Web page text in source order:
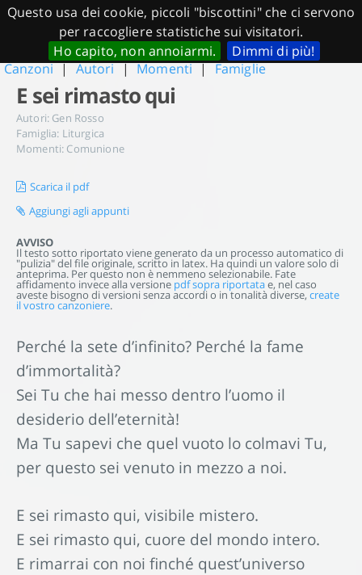
Questo usa dei cookie, piccoli "biscottini" che ci servono
per raccogliere statistiche sui visitatori.
Ho capito, non annoiarmi.
Dimmi di più!
Canzoni | Autori | Momenti | Famiglie
E sei rimasto qui
Autori: Gen Rosso
Famiglia: Liturgica
Momenti: Comunione
Scarica il pdf
Aggiungi agli appunti
AVVISO
Il testo sotto riportato viene generato da un processo automatico di
"pulizia" del file originale, scritto in latex. Ha quindi un valore solo di
anteprima. Per questo non è nemmeno selezionabile. Fate
affidamento invece alla versione pdf sopra riportatae, nel caso
aveste bisogno di versioni senza accordi o in tonalità diverse, create
il vostro canzoniere.
Perché la sete d’infinito? Perché la fame
d’immortalità?
Sei Tu che hai messo dentro l’uomo il
desiderio dell’eternità!
Ma Tu sapevi che quel vuoto lo colmavi Tu,
per questo sei venuto in mezzo a noi.
E sei rimasto qui, visibile mistero.
E sei rimasto qui, cuore del mondo intero.
E rimarrai con noi finché quest’universo